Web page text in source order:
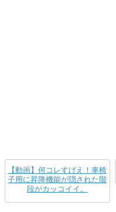
【動画】何コレすげえ！車椅
子用に昇降機能が隠された階
段がカッコイイ。